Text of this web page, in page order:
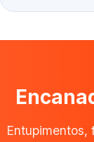
Entupimentos,